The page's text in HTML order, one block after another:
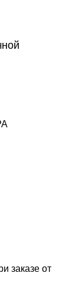
заказе от